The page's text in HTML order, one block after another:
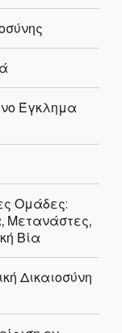
Έγκλημα
Ομάδες:
Μετανάστες,
Βία
Δικαιοσύνη